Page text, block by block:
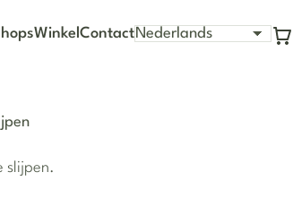
Winkel Contact
slijpen.